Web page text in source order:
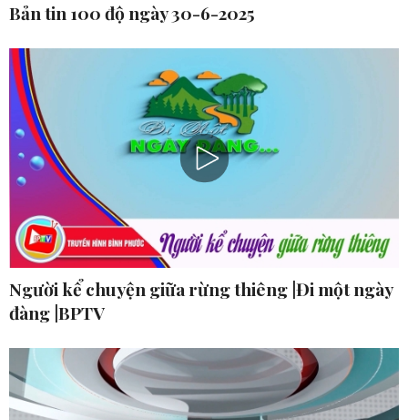
Bản tin 100 độ ngày 30-6-2025
Người kể chuyện giữa rừng thiêng |Đi một ngày
đàng |BPTV